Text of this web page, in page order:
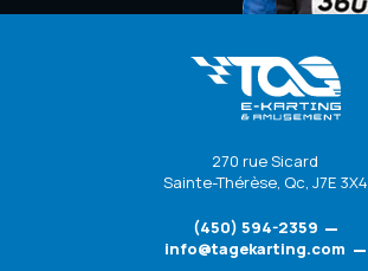
270 rue Sicard
Sainte-Thérèse, Qc, J7E 3X4
(450) 594-2359
info@tagekarting.com